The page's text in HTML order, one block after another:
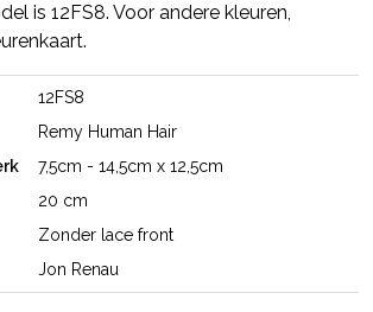
is 12FS8. Voor andere kleuren,
12FS8
Remy Human Hair
7,5cm - 14,5cm x 12,5cm
20 cm
Zonder lace front
Jon Renau